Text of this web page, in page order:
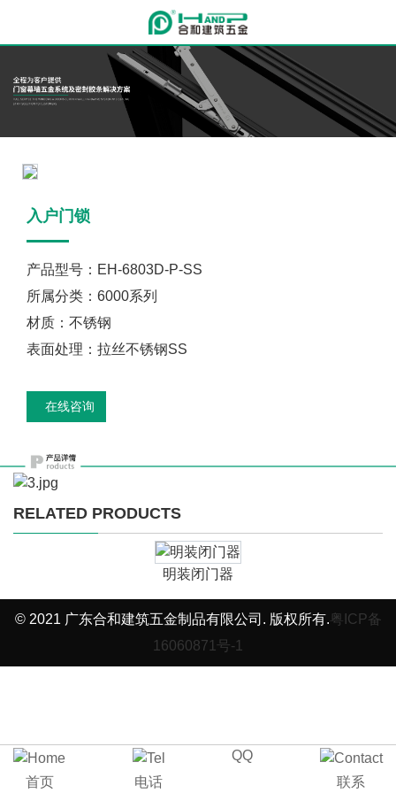
入户门锁
产品型号：EH-6803D-P-SS
所属分类：6000系列
材质：不锈钢
表面处理：拉丝不锈钢SS
在线咨询
RELATED PRODUCTS
明装闭门器
© 2021 广东合和建筑五金制品有限公司. 版权所有.粤ICP备
16060871号-1
首页 电话
QQ
联系